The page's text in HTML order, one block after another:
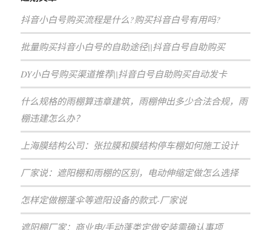
抖音小白号购买流程是什么?购买抖音白号有用吗?
批量购买抖音小白号的自助途径||抖音白号自助购买
DY小白号购买渠道推荐||抖音白号自助购买自动发卡
什么规格的雨棚算违章建筑，雨棚伸出多少合法合规，雨
棚违建怎么办？
上海膜结构公司：张拉膜和膜结构停车棚如何施工设计
厂家说：遮阳棚和雨棚的区别，电动伸缩定做怎么选择
怎样定做棚蓬伞等遮阳设备的款式-厂家说
遮阳棚厂家：商业电/手动蓬类定做安装需确认事项